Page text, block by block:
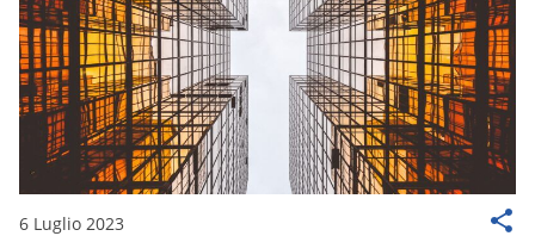
6 Luglio 2023